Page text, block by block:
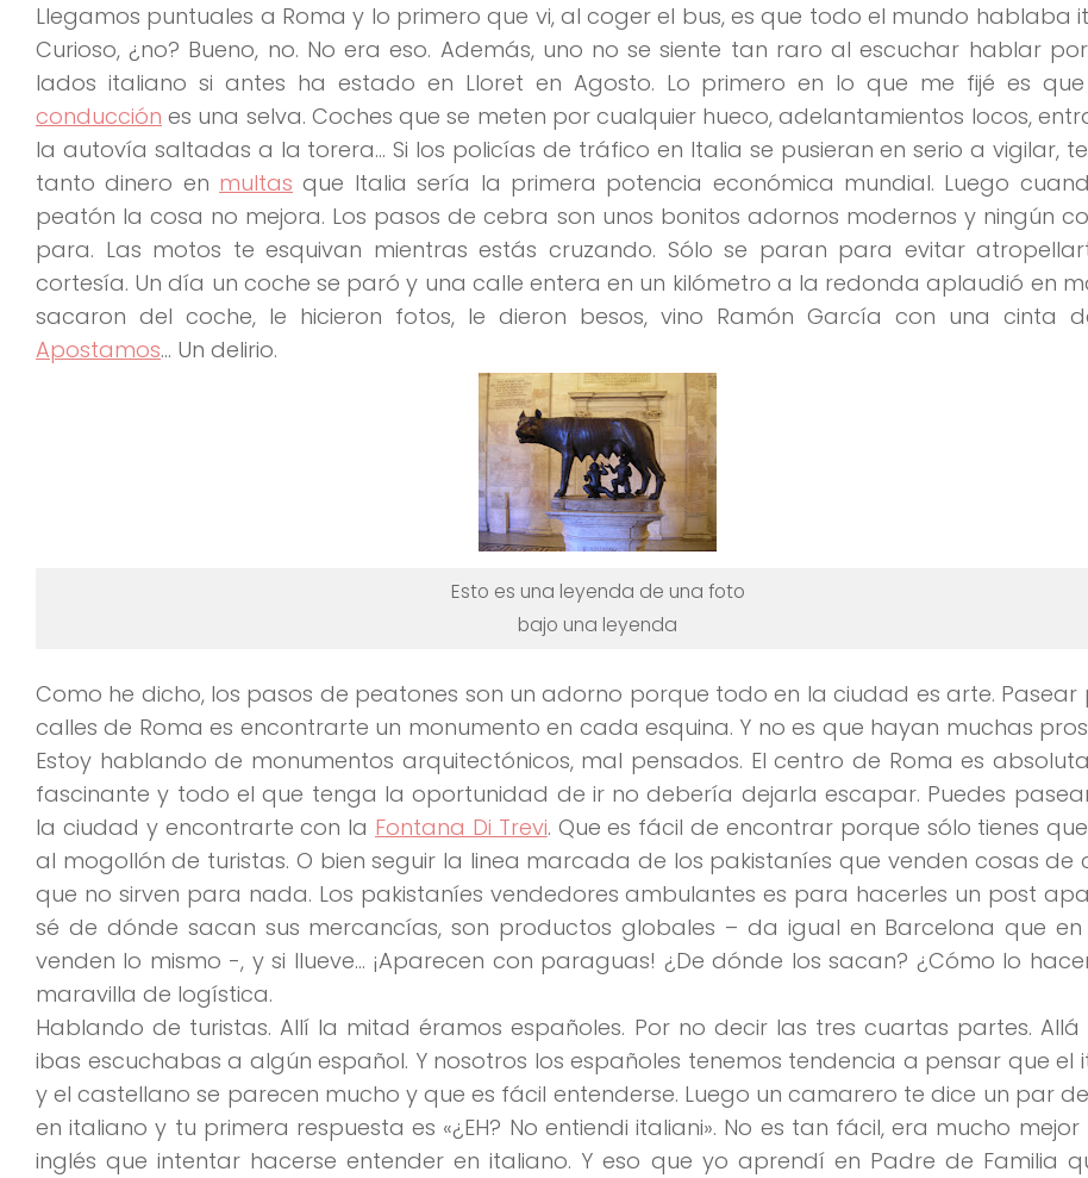
Llegamos puntuales a Roma y lo primero que vi, al coger el bus, es que todo el mundo hablaba
Curioso, ¿no? Bueno, no. No era eso. Además, uno no se siente tan raro al escuchar hablar
lados italiano si antes ha estado en Lloret en Agosto. Lo primero en lo que me fijé es
conducción es una selva. Coches que se meten por cualquier hueco, adelantamientos locos,
la autovía saltadas a la torera… Si los policías de tráfico en Italia se pusieran en serio a vigilar,
tanto dinero en multas que Italia sería la primera potencia económica mundial. Luego
peatón la cosa no mejora. Los pasos de cebra son unos bonitos adornos modernos y ningún
para. Las motos te esquivan mientras estás cruzando. Sólo se paran para evitar
cortesía. Un día un coche se paró y una calle entera en un kilómetro a la redondaaplaudió en
sacaron del coche, le hicieron fotos, le dieron besos, vino Ramón García con una cinta
Apostamos… Un delirio.
Esto es una leyenda de una foto
bajo una leyenda
Como he dicho, los pasos de peatones son un adorno porque todo en la ciudad es arte. Pasear
calles de Roma es encontrarte un monumento en cada esquina. Y no es que hayan muchas
Estoy hablando de monumentos arquitectónicos, mal pensados. El centro de Roma es
fascinante y todo el que tenga la oportunidad de ir no debería dejarla escapar. Puedes
la ciudad y encontrarte con la Fontana Di Trevi. Que es fácil de encontrar porque sólo tienes
al mogollón de turistas. O bien seguir la linea marcada de los pakistaníes que venden cosas de
que no sirven para nada. Los pakistaníes vendedores ambulantes es para hacerles un post
sé de dónde sacan sus mercancías, son productos globales – da igual en Barcelona que en
venden lo mismo -, y si llueve… ¡Aparecen con paraguas! ¿De dónde los sacan? ¿Cómo lo
maravilla de logística.
Hablando de turistas. Allí la mitadéramos españoles. Por no decir las tres cuartas partes.
ibas escuchabas a algún español. Y nosotros los españoles tenemos tendencia a pensar que el
y el castellano se parecen mucho y que es fácil entenderse. Luego un camarero te dice un par
en italiano y tu primera respuesta es «¿EH? No entiendi italiani». No es tan fácil, era mucho mejor
inglés que intentar hacerse entender en italiano. Y eso que yo aprendí en Padre de Familia